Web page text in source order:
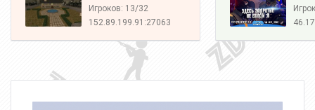
Игроков: 13/32
152.89.199.91:27063